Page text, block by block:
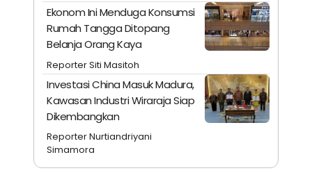
Ekonom Ini Menduga Konsumsi
Rumah Tangga Ditopang
Belanja Orang Kaya
Reporter Siti Masitoh
Investasi China Masuk Madura,
Kawasan Industri Wiraraja Siap
Dikembangkan
Reporter Nurtiandriyani
Simamora